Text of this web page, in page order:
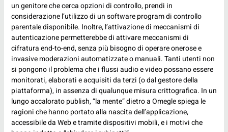
un genitore che cerca opzioni di controllo, prendi in
considerazione l’utilizzo di un software program di controllo
parentale disponibile. Inoltre, l’attivazione di meccanismi di
autenticazione permetterebbe di attivare meccanismi di
cifratura end-to-end, senza più bisogno di operare onerose e
invasive moderazioni automatizzate o manuali. Tanti utenti non
si pongono il problema che i flussi audio e video possano essere
monitorati, elaborati e acquisiti da terzi (o dal gestore della
piattaforma), in assenza di qualunque misura crittografica. In un
lungo accalorato publish, “la mente” dietro a Omegle spiega le
ragioni che hanno portato alla nascita dell’applicazione,
accessibile da Web e tramite dispositivi mobili, e i motivi che